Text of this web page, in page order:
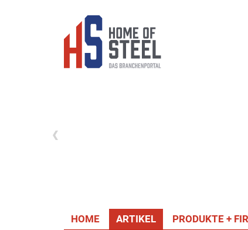
HOME ARTIKEL PRODUKTE +